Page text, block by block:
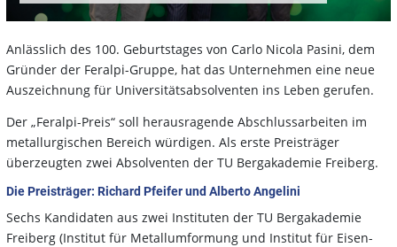
Anlässlich des 100. Geburtstages von Carlo Nicola Pasini, dem
Gründer der Feralpi-Gruppe, hat das Unternehmen eine neue
Auszeichnung für Universitätsabsolventen ins Leben gerufen.
Der „Feralpi-Preis“ soll herausragende Abschlussarbeiten im
metallurgischen Bereich würdigen. Als erste Preisträger
überzeugten zwei Absolventen der TU Bergakademie Freiberg.
Die Preisträger: Richard Pfeifer und Alberto Angelini
Sechs Kandidaten aus zwei Instituten der TU Bergakademie
Freiberg (Institut für Metallumformung und Institut für Eisen-